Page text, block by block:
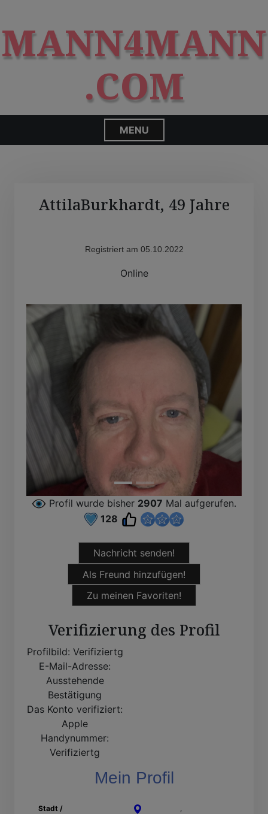
i
p
o
c
n
t
MANN4MANN
.COM
MENU
AttilaBurkhardt, 49 Jahre
Registriert am 05.10.2022
Online
Profil wurde bisher 2907 Mal aufgerufen.
128
Nachricht senden!
Als Freund hinzufügen!
Zu meinen Favoriten!
Verifizierung des Profil
Profilbild: Verifiziertg
E-Mail-Adresse:
Ausstehende
Bestätigung
Das Konto verifiziert:
Apple
Handynummer:
Verifiziertg
Mein Profil
Stadt /
,